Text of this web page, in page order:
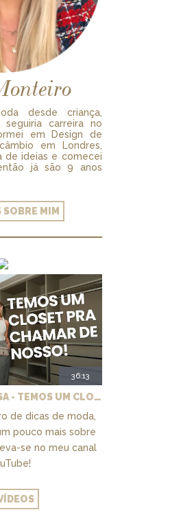
desde criança,
carreira no
em Design de
em Londres,
de ideias e comecei
já são 9 anos
SOBRE MIM
36:13
EP. 6: A SAGA DA CASA - TEMOS UM CLOSET PRA CHAMAR DE NOSSO + MARCENARIA E PAISAGISMO
de dicas de moda,
pouco mais sobre
se no meu canal